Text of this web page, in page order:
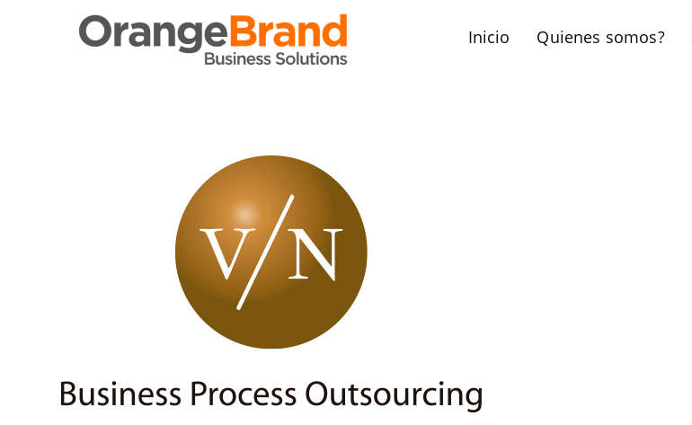
Inicio Quienes somos?